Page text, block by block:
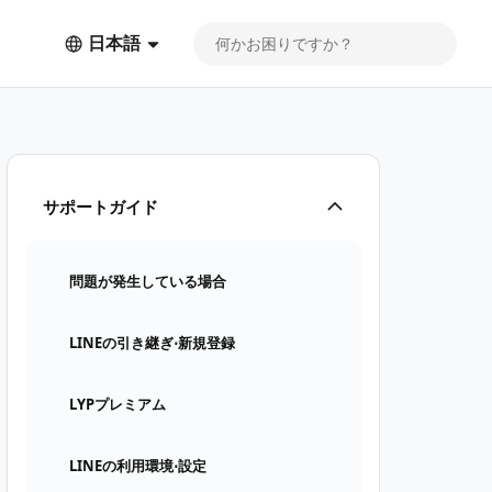
日本語
サポートガイド
問題が発生している場合
LINEの引き継ぎ⋅新規登録
LYPプレミアム
LINEの利用環境⋅設定